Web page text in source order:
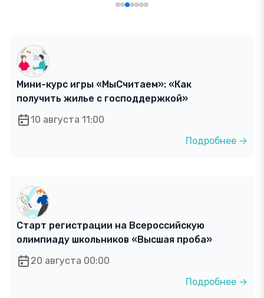
Мини-курс игры «МыСчитаем»: «Как
получить жилье с господдержкой»
10 августа 11:00
Подробнее →
Старт регистрации на Всероссийскую
олимпиаду школьников «Высшая проба»
20 августа 00:00
Подробнее →